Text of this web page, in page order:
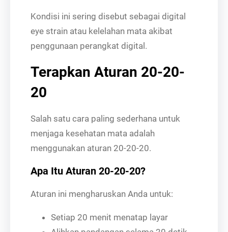
Kondisi ini sering disebut sebagai digital
eye strain atau kelelahan mata akibat
penggunaan perangkat digital.
Terapkan Aturan 20-20-
20
Salah satu cara paling sederhana untuk
menjaga kesehatan mata adalah
menggunakan aturan 20-20-20.
Apa Itu Aturan 20-20-20?
Aturan ini mengharuskan Anda untuk:
Setiap 20 menit menatap layar